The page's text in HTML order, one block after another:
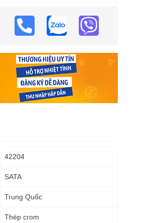
42204
SATA
Trung Quốc
Thép crom